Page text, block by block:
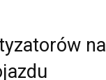
na